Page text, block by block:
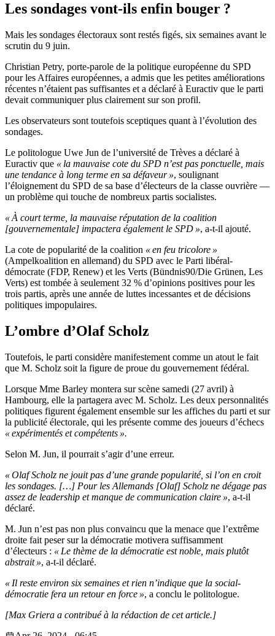
Les sondages vont-ils enfin bouger ?
Mais les sondages électoraux sont restés figés, six semaines avant le
scrutin du 9 juin.
Christian Petry, porte-parole de la politique européenne du SPD
pour les Affaires européennes, a admis que les petites améliorations
récentes n’étaient pas suffisantes et a déclaré à Euractiv que le parti
devait communiquer plus clairement sur son profil.
Les observateurs sont toutefois sceptiques quant à l’évolution des
sondages.
Le politologue Uwe Jun de l’université de Trèves a déclaré à
Euractiv que « la mauvaise cote du SPD n’est pas ponctuelle, mais
une tendance à long terme en sa défaveur », soulignant
l’éloignement du SPD de sa base d’électeurs de la classe ouvrière —
un problème qui touche de nombreux partis socialistes.
« À court terme, la mauvaise réputation de la coalition
[gouvernementale] impactera également le SPD », a-t-il ajouté.
La cote de popularité de la coalition « en feu tricolore »
(Ampelkoalition en allemand) du SPD avec le Parti libéral-
démocrate (FDP, Renew) et les Verts (Bündnis90/Die Grünen, Les
Verts) est tombée à seulement 32 % d’opinions positives pour les
trois partis, après une année de luttes incessantes et de décisions
politiques impopulaires.
L’ombre d’Olaf Scholz
Toutefois, le parti considère manifestement comme un atout le fait
que M. Scholz soit la figure de proue du gouvernement fédéral.
Lorsque Mme Barley montera sur scène samedi (27 avril) à
Hambourg, elle la partagera avec M. Scholz. Les deux personnalités
politiques figurent également ensemble sur les affiches du parti et sur
la publicité électorale, qui les présente comme des joueurs d’échecs
« expérimentés et compétents ».
Selon M. Jun, il pourrait s’agir d’une erreur.
« Olaf Scholz ne jouit pas d’une grande popularité, si l’on en croit
les sondages. […] Pour les Allemands [Olaf] Scholz ne dégage pas
assez de leadership et manque de communication claire », a-t-il
déclaré.
M. Jun n’est pas non plus convaincu que la menace que l’extrême
droite fait peser sur la démocratie motivera suffisamment
d’électeurs : « Le thème de la démocratie est noble, mais plutôt
abstrait », a-t-il déclaré.
« Il reste environ six semaines et rien n’indique que la social-
démocratie fera un retour en force », a conclu le politologue.
[Max Griera a contribué à la rédaction de cet article.]